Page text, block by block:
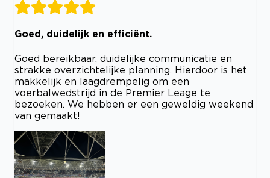
Goed, duidelijk en efficiënt.
Goed bereikbaar, duidelijke communicatie en
strakke overzichtelijke planning. Hierdoor is het
makkelijk en laagdrempelig om een
voerbalwedstrijd in de Premier Leage te
bezoeken. We hebben er een geweldig weekend
van gemaakt!